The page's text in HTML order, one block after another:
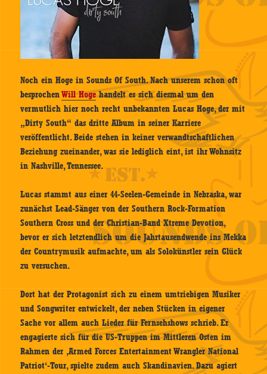
Noch ein Hoge in Sounds Of South. Nach unserem schon oft
besprochenWill Hogehandelt es sich diesmal um den
vermutlich hier noch recht unbekannten Lucas Hoge, der mit
„Dirty South“ das dritte Album in seiner Karriere
veröffentlicht. Beide stehen in keiner verwandtschaftlichen
Beziehung zueinander, was sie lediglich eint, ist ihr Wohnsitz
in Nashville, Tennessee.
Lucas stammt aus einer 44-Seelen-Gemeinde in Nebraska, war
zunächst Lead-Sänger von der Southern Rock-Formation
Southern Cross und der Christian-Band Xtreme Devotion,
bevor er sich letztendlich um die Jahrtausendwende ins Mekka
der Countrymusik aufmachte, um als Solokünstler sein Glück
zu versuchen.
Dort hat der Protagonist sich zu einem umtriebigen Musiker
und Songwriter entwickelt, der neben Stücken in eigener
Sache vor allem auch Lieder für Fernsehshows schrieb. Er
engagierte sich für die US-Truppen im Mittleren Osten im
Rahmen der ‚Armed Forces Entertainment Wrangler National
Patriot‘-Tour, spielte zudem auch Skandinavien. Dazu agiert